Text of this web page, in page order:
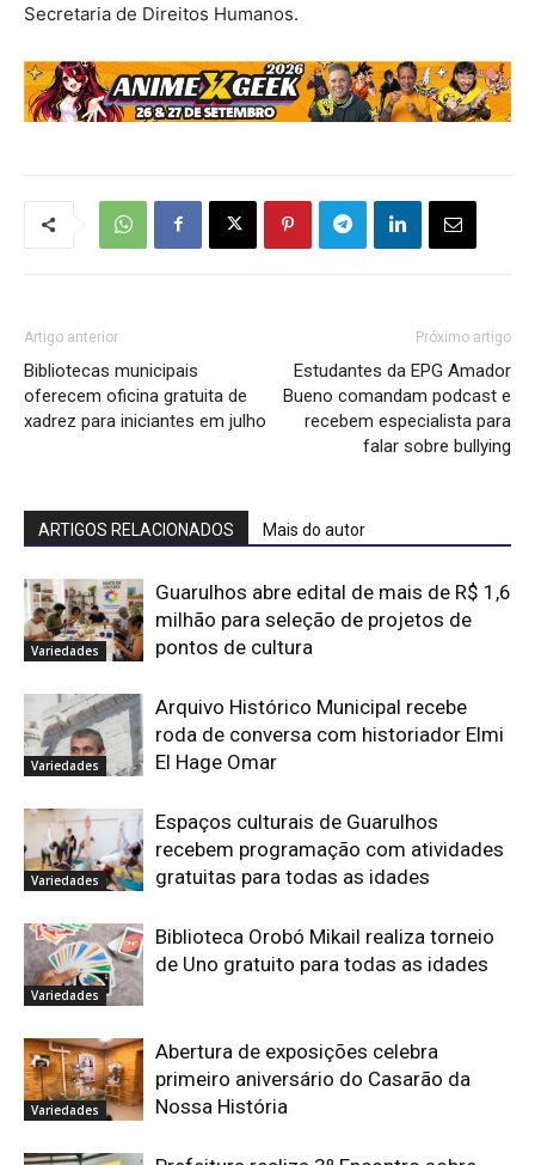
Secretaria de Direitos Humanos.
Artigo anterior
Bibliotecas municipais
oferecem oficina gratuita de
xadrez para iniciantes em julho
Próximo artigo
Estudantes da EPG Amador
Bueno comandam podcast e
recebem especialista para
falar sobre bullying
ARTIGOS RELACIONADOS Mais do autor
Variedades
Guarulhos abre edital de mais de R$ 1,6
milhão para seleção de projetos de
pontos de cultura
Variedades
Arquivo Histórico Municipal recebe
roda de conversa com historiador Elmi
El Hage Omar
Variedades
Espaços culturais de Guarulhos
recebem programação com atividades
gratuitas para todas as idades
Variedades
Biblioteca Orobó Mikail realiza torneio
de Uno gratuito para todas as idades
Variedades
Abertura de exposições celebra
primeiro aniversário do Casarão da
Nossa História